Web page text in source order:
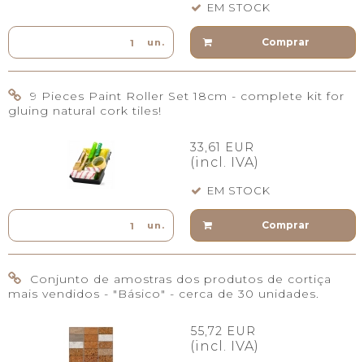
EM STOCK
un. Comprar
9 Pieces Paint Roller Set 18cm - complete kit for
gluing natural cork tiles!
33,61 EUR
(incl. IVA)
EM STOCK
un. Comprar
Conjunto de amostras dos produtos de cortiça
mais vendidos - "Básico" - cerca de 30 unidades.
55,72 EUR
(incl. IVA)